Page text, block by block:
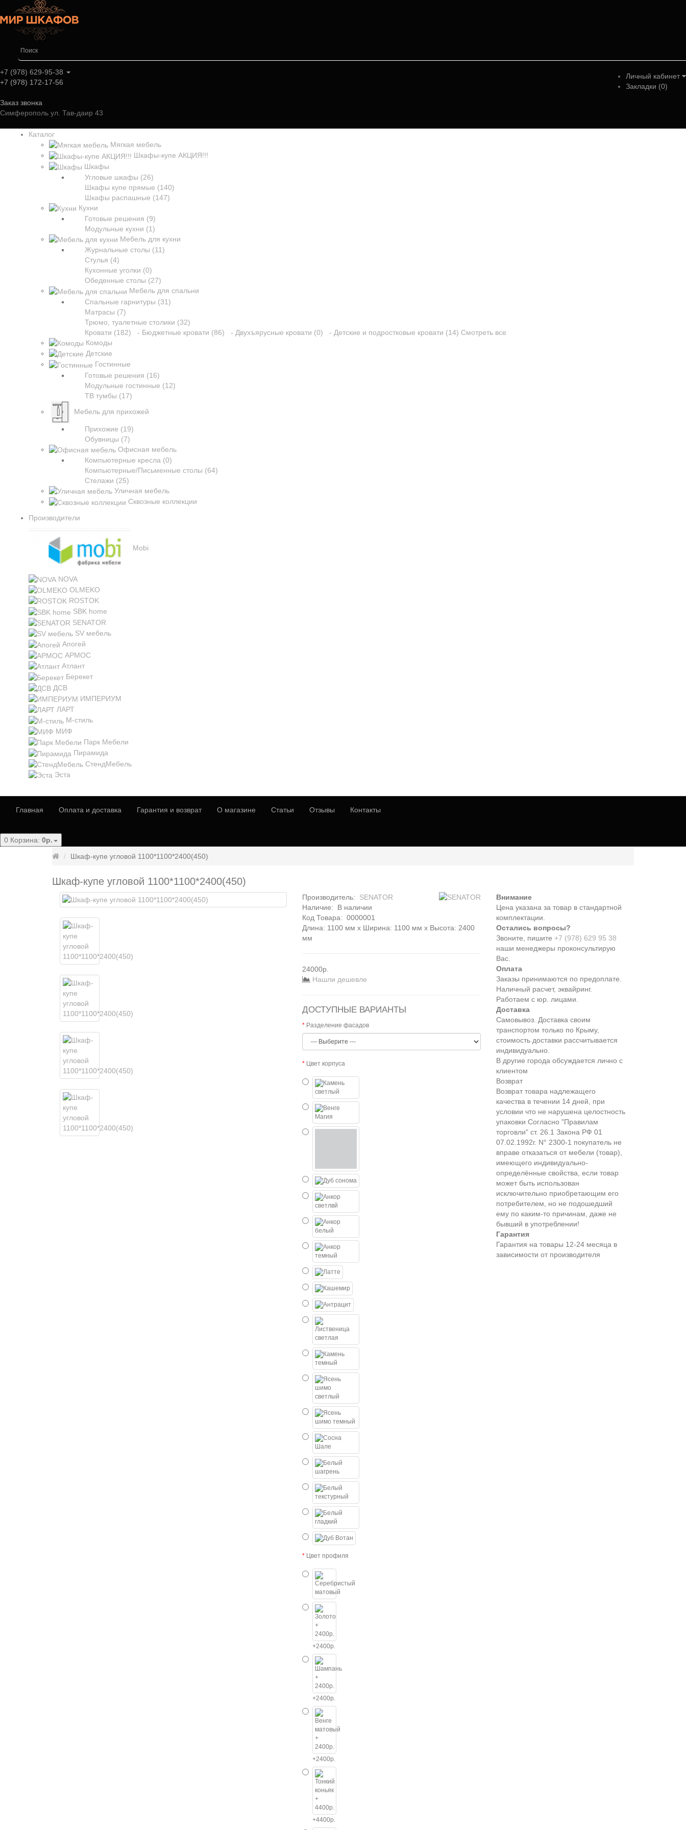
Личный кабинет
Закладки (0)
+7 (978) 629-95-38
+7 (978) 172-17-56
Заказ звонка
Симферополь ул. Тав-даир 43
Каталог
Мягкая мебель
Шкафы-купе АКЦИЯ!!!
Шкафы
Угловые шкафы (26)
Шкафы купе прямые (140)
Шкафы распашные (147)
Кухни
Готовые решения (9)
Модульные кухни (1)
Мебель для кухни
Журнальные столы (11)
Стулья (4)
Кухонные уголки (0)
Обеденные столы (27)
Мебель для спальни
Спальные гарнитуры (31)
Матрасы (7)
Трюмо, туалетные столики (32)
Кровати (182)
- Бюджетные кровати (86) - Двухъярусные кровати (0) - Детские и подростковые кровати (14) Смотреть все
Комоды
Детские
Гостинные
Готовые решения (16)
Модульные гостинные (12)
ТВ тумбы (17)
Мебель для прихожей
Прихожие (19)
Обувницы (7)
Офисная мебель
Компьютерные кресла (0)
Компьютерные/Письменные столы (64)
Стелажи (25)
Уличная мебель
Сквозные коллекции
Производители
Mobi
NOVA
OLMEKO
ROSTOK
SBK home
SENATOR
SV мебель
Апогей
АРМОС
Атлант
Берекет
ДСВ
ИМПЕРИУМ
ЛАРТ
М-стиль
МИФ
Парк Мебели
Пирамида
СтендМебель
Эста
Главная Оплата и доставка Гарантия и возврат О магазине Статьи Отзывы Контакты
0 Корзина: 0р.
Шкаф-купе угловой 1100*1100*2400(450)
Шкаф-купе угловой 1100*1100*2400(450)
Производитель:
SENATOR
Наличие: В наличии
Код Товара: 0000001
Длина: 1100 мм x Ширина: 1100 мм x Высота: 2400
мм
24000р.
Нашли дешевле
ДОСТУПНЫЕ ВАРИАНТЫ
Разделение фасадов
Цвет корпуса
Цвет профиля
+2400р.
+2400р.
+2400р.
+4400р.
Внимание
Цена указана за товар в стандартной
комплектации.
Остались вопросы?
Звоните, пишите +7 (978) 629 95 38
наши менеджеры проконсультирую
Вас.
Оплата
Заказы принимаются по предоплате.
Наличный расчет, эквайринг.
Работаем с юр. лицами.
Доставка
Самовывоз. Доставка своим
транспортом только по Крыму,
стоимость доставки рассчитывается
индивидуально.
В другие города обсуждается лично с
клиентом
Возврат
Возврат товара надлежащего
качества в течении 14 дней, при
условии что не нарушена целостность
упаковки Согласно "Правилам
торговли" ст. 26.1 Закона РФ 01
07.02.1992г. N° 2300-1 покупатель не
вправе отказаться от мебели (товар),
имеющего индивидуально-
определённые свойства, если товар
может быть использован
исключительно приобретающим его
потребителем, но не подошедший
eмy по каким-то причинам, даже не
бывший в употреблении!
Гарантия
Гарантия на товары 12-24 месяца в
зависимости от производителя